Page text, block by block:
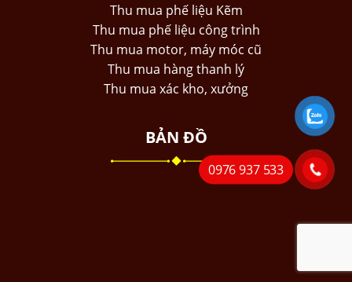
Thu mua phế liệu Kẽm
Thu mua phế liệu công trình
Thu mua motor, máy móc cũ
Thu mua hàng thanh lý
Thu mua xác kho, xưởng
BẢN ĐỒ
0976 937 533